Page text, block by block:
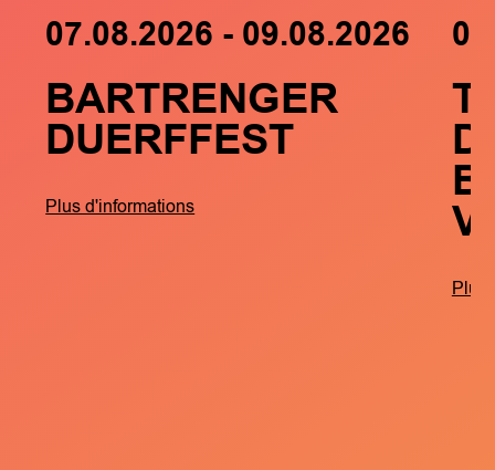
07.08.2026 - 09.08.2026
BARTRENGER
DUERFFEST
Plus d'informations
Plus